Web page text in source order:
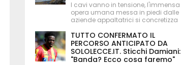
I cavi vanno in tensione, l'immensa
opera umana messa in piedi dalle
aziende appaltatrici si concretizza
TUTTO CONFERMATO IL
PERCORSO ANTICIPATO DA
SOLOLECCE.IT. Sticchi Damiani:
"Banda? Ecco cosa faremo"